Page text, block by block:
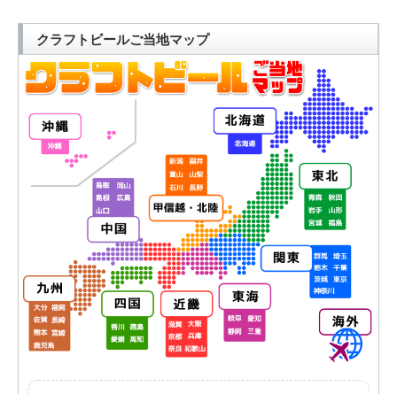
クラフトビールご当地マップ